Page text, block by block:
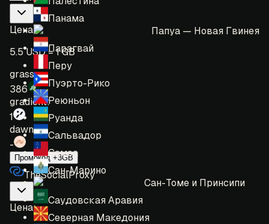
Панама
Папуа — Новая Гвинея
Парагвай
Перу
Пуэрто-Рико
Реюньон
Руанда
Сальвадор
Самоа
Сан-Марино
Сан-Томе и Принсипи
Саудовская Аравия
Северная Македония
Цена:
5.5 USD = 1 GB
grass:
386
gradient:
1
dawn:
-
Промокод +3GB
TheSocialProxy
Цена: